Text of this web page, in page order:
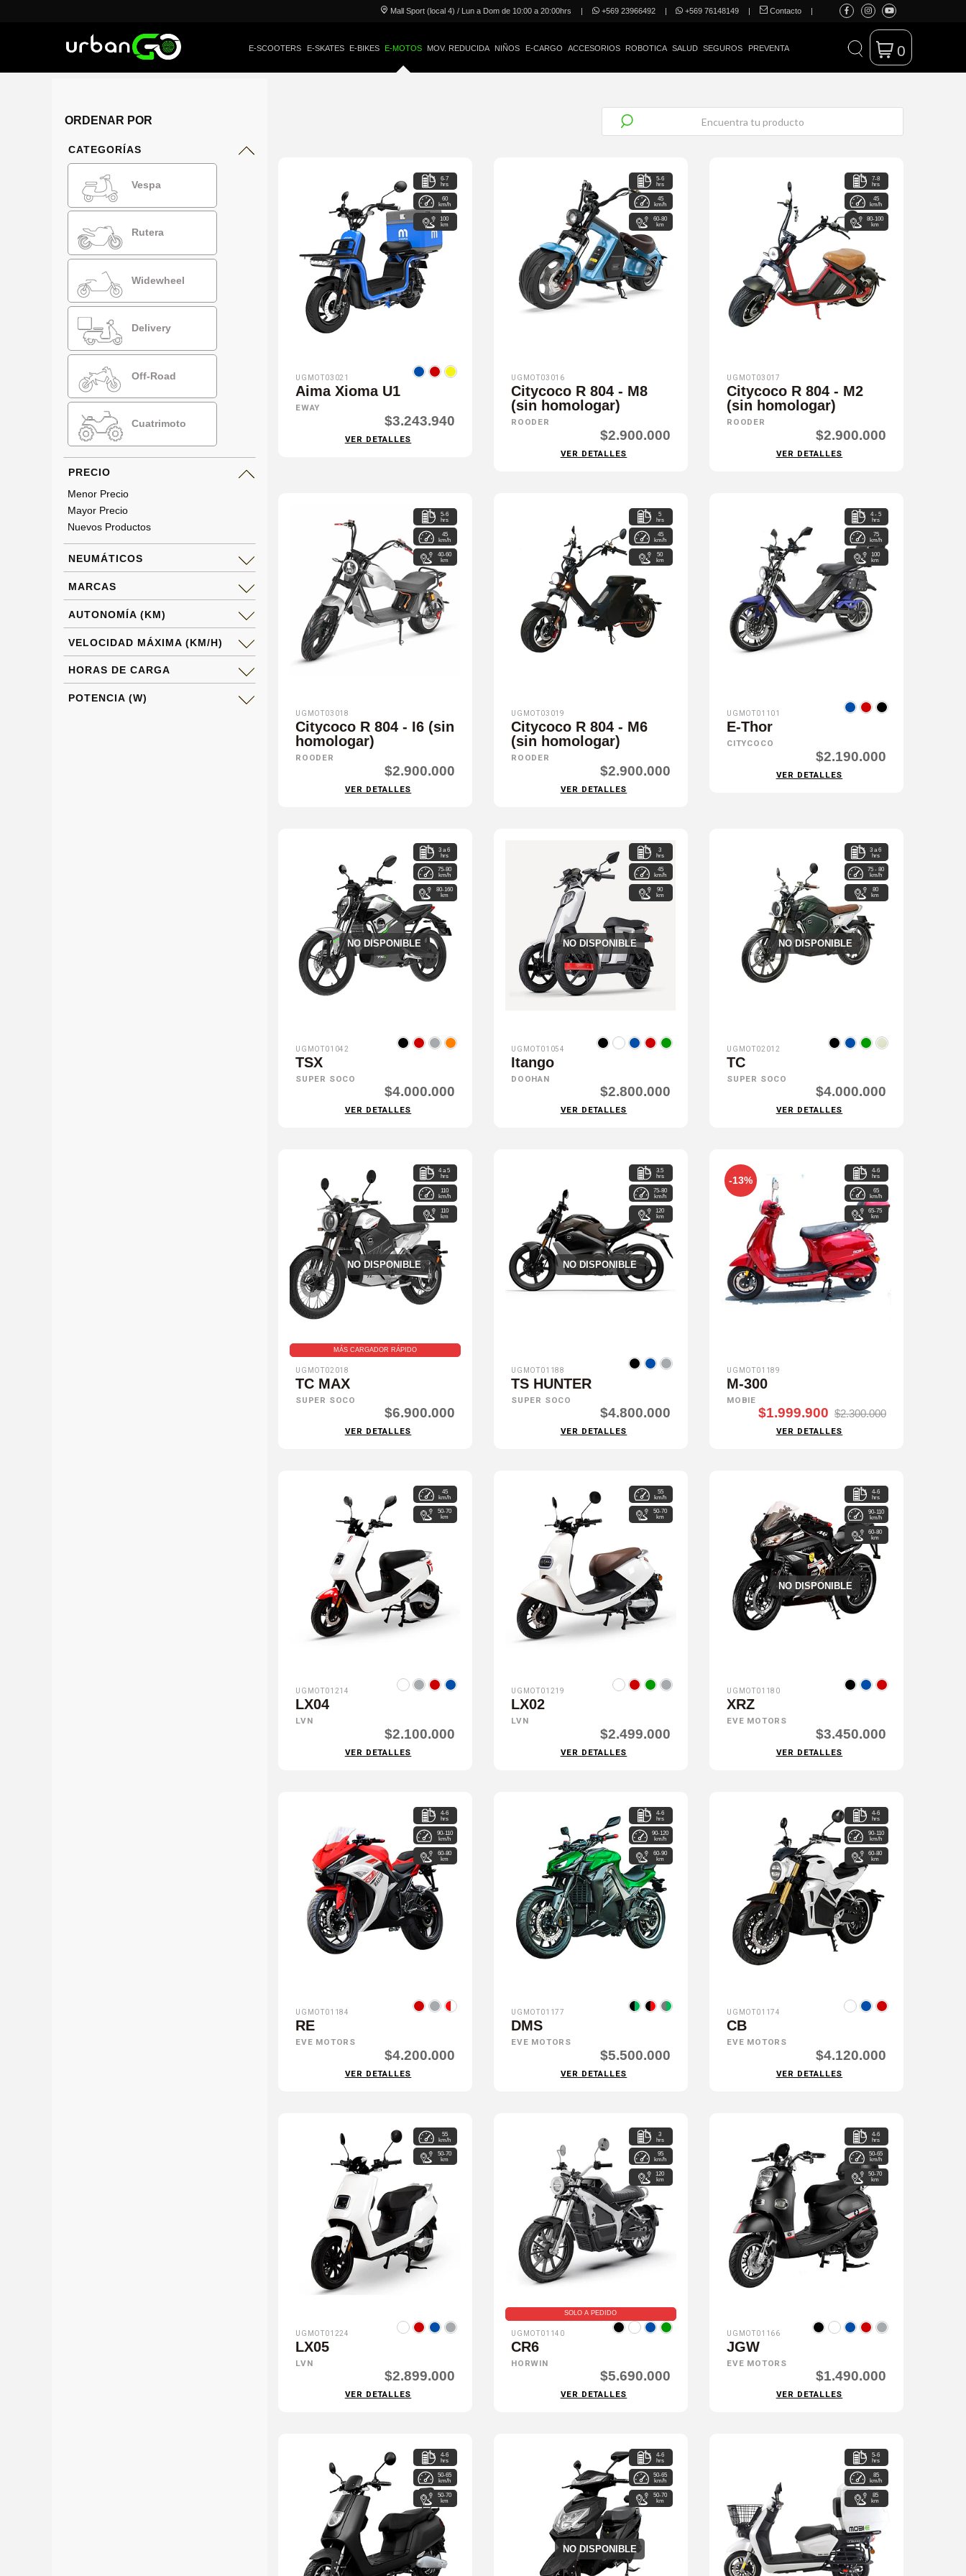
Mall Sport (local 4) / Lun a Dom de 10:00 a 20:00hrs | +569 23966492 | +569 76148149 | Contacto |
E-SCOOTERS E-SKATES E-BIKES E-MOTOS MOV. REDUCIDA NIÑOS E-CARGO ACCESORIOS ROBOTICA SALUD SEGUROS PREVENTA 0
ORDENAR POR
CATEGORÍAS
Vespa
Rutera
Widewheel
Delivery
Off-Road
Cuatrimoto
PRECIO
Menor Precio
Mayor Precio
Nuevos Productos
NEUMÁTICOS
MARCAS
AUTONOMÍA (KM)
VELOCIDAD MÁXIMA (KM/H)
HORAS DE CARGA
POTENCIA (W)
6-7
hrs
60
km/h
100
km
UGMOT03021
Aima Xioma U1
EWAY
$3.243.940
VER DETALLES
5-6
hrs
45
km/h
60-80
km
UGMOT03016
Citycoco R 804 - M8
(sin homologar)
ROODER
$2.900.000
VER DETALLES
7-8
hrs
45
km/h
80-100
km
UGMOT03017
Citycoco R 804 - M2
(sin homologar)
ROODER
$2.900.000
VER DETALLES
5-6
hrs
45
km/h
40-60
km
UGMOT03018
Citycoco R 804 - I6 (sin
homologar)
ROODER
$2.900.000
VER DETALLES
5
hrs
45
km/h
50
km
UGMOT03019
Citycoco R 804 - M6
(sin homologar)
ROODER
$2.900.000
VER DETALLES
4 - 5
hrs
75
km/h
100
km
UGMOT01101
E-Thor
CITYCOCO
$2.190.000
VER DETALLES
NO DISPONIBLE
3 a 6
hrs
75-80
km/h
80-160
km
UGMOT01042
TSX
SUPER SOCO
$4.000.000
VER DETALLES
NO DISPONIBLE
3
hrs
45
km/h
90
km
UGMOT01054
Itango
DOOHAN
$2.800.000
VER DETALLES
NO DISPONIBLE
3 a 6
hrs
75 - 80
km/h
80
km
UGMOT02012
TC
SUPER SOCO
$4.000.000
VER DETALLES
NO DISPONIBLE
4 a 5
hrs
110
km/h
110
km
MÁS CARGADOR RÁPIDO
UGMOT02018
TC MAX
SUPER SOCO
$6.900.000
VER DETALLES
NO DISPONIBLE
3.5
hrs
75-80
km/h
120
km
UGMOT01188
TS HUNTER
SUPER SOCO
$4.800.000
VER DETALLES
-13%
4-6
hrs
65
km/h
65-75
km
UGMOT01189
M-300
MOBIE
$1.999.900 $2.300.000
VER DETALLES
45
km/h
50-70
km
UGMOT01214
LX04
LVN
$2.100.000
VER DETALLES
55
km/h
50-70
km
UGMOT01219
LX02
LVN
$2.499.000
VER DETALLES
NO DISPONIBLE
4-6
hrs
90-110
km/h
60-80
km
UGMOT01180
XRZ
EVE MOTORS
$3.450.000
VER DETALLES
4-6
hrs
90-110
km/h
60-80
km
UGMOT01184
RE
EVE MOTORS
$4.200.000
VER DETALLES
4-6
hrs
90-120
km/h
60-90
km
UGMOT01177
DMS
EVE MOTORS
$5.500.000
VER DETALLES
4-6
hrs
90-110
km/h
60-80
km
UGMOT01174
CB
EVE MOTORS
$4.120.000
VER DETALLES
55
km/h
50-70
km
UGMOT01224
LX05
LVN
$2.899.000
VER DETALLES
3
hrs
95
km/h
120
km
SOLO A PEDIDO
UGMOT01140
CR6
HORWIN
$5.690.000
VER DETALLES
4-6
hrs
50-65
km/h
50-70
km
UGMOT01166
JGW
EVE MOTORS
$1.490.000
VER DETALLES
4-6
hrs
50-65
km/h
50-70
km
NO DISPONIBLE
4-6
hrs
50-65
km/h
50-70
km
5-6
hrs
85
km/h
85
km